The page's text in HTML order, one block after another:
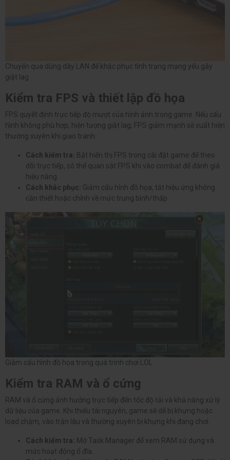
Chuyển qua dùng dây LAN để khắc phục tình trạng mạng yếu gây
giật lag
Kiểm tra FPS và thiết lập đồ họa
FPS quyết định trực tiếp độ mượt của hình ảnh trong game. Nếu cấu
hình không phù hợp, hiện tượng giật lag, FPS giảm mạnh sẽ xuất hiện
thường xuyên khi giao tranh.
Cách kiểm tra: Bật hiển thị FPS trong cài đặt game để theo
dõi trực tiếp, có thể quan sát FPS khi vào combat để đánh giá
hiệu năng.
Cách khắc phục: Giảm cấu hình đồ họa, tắt hiệu ứng không
cần thiết hoặc chỉnh về mức trung bình/thấp.
Giảm cấu hình đồ họa trong quá trình chơi LOL
Kiểm tra RAM và ổ cứng
RAM và ổ cứng ảnh hưởng trực tiếp đến tốc độ tải và khả năng xử lý
dữ liệu của game. Khi thiếu tài nguyên, game sẽ dễ bị khựng hoặc
load chậm, vào trận lâu và thường xuyên bị khựng khi đang chơi.
Cách kiểm tra: Mở Task Manager để xem RAM sử dụng và
mức hoạt động ổ đĩa.